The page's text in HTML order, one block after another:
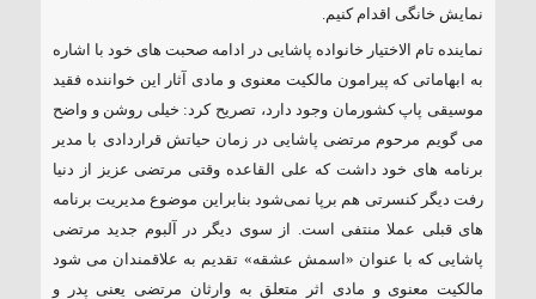
نمایش خانگی اقدام کنیم.
نماینده تام الاختیار خانواده پاشایی در ادامه صحبت های خود با اشاره
به ابهاماتی که پیرامون مالکیت معنوی و مادی آثار این خواننده فقید
موسیقی پاپ کشورمان وجود دارد، تصریح کرد: خیلی روشن و واضح
می گویم مرحوم مرتضی پاشایی در زمان حیاتش قراردادی با مدیر
برنامه های خود داشت که علی القاعده وقتی مرتضی عزیز از دنیا
رفت دیگر کنسرتی هم برپا نمی‌شود بنابراین موضوع مدیریت برنامه
های قبلی عملا منتفی است. از سوی دیگر در آلبوم جدید مرتضی
پاشایی که با عنوان «اسمش عشقه» تقدیم به علاقمندان می شود
مالکیت معنوی و مادی اثر متعلق به وارثان مرتضی یعنی پدر و